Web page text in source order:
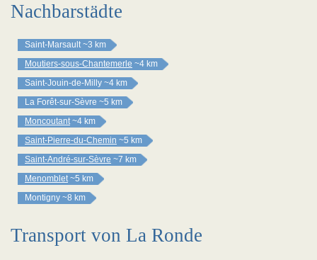
Nachbarstädte
Saint-Marsault ~3 km
Moutiers-sous-Chantemerle ~4 km
Saint-Jouin-de-Milly ~4 km
La Forêt-sur-Sèvre ~5 km
Moncoutant ~4 km
Saint-Pierre-du-Chemin ~5 km
Saint-André-sur-Sèvre ~7 km
Menomblet ~5 km
Montigny ~8 km
Transport von La Ronde